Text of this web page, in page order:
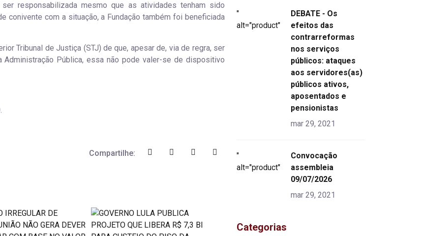
responsabilizada mesmo que as atividades tenham sido
conivente com a situação, a Fundação também foi beneficiada
Tribunal de Justiça (STJ) de que, apesar de, via de regra, ser
Pública, essa não pode valer-se de dispositivo
Compartilhe:
"
alt="product">
DEBATE - Os
efeitos das
contrarreformas
nos serviços
públicos: ataques
aos servidores(as)
públicos ativos,
aposentados e
pensionistas
mar 29, 2021
"
alt="product">
Convocação
assembleia
09/07/2026
mar 29, 2021
Categorias